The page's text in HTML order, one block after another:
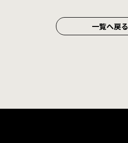
一覧へ戻る